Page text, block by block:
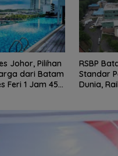
Kelas
Status
BPD
Dilantik,
Hadirkan